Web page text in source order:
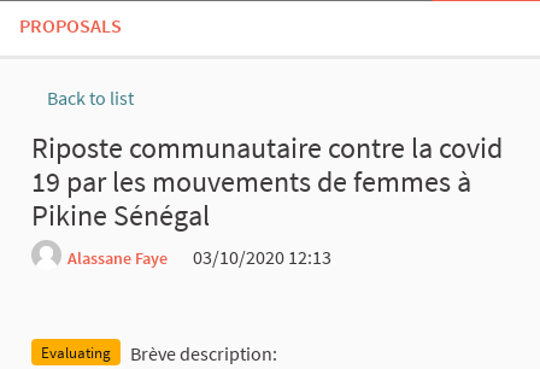
PROPOSALS
Back to list
Riposte communautaire contre la covid
19 par les mouvements de femmes à
Pikine Sénégal
Alassane Faye
03/10/2020 12:13
Evaluating
Brève description: